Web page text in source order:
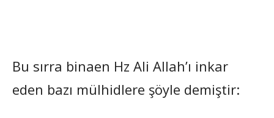
Bu sırra binaen Hz Ali Allah’ı inkar
eden bazı mülhidlere şöyle demiştir: